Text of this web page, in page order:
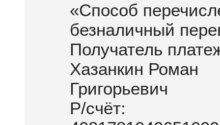
«Способ
безналичный
Получатель
Хазанкин Роман
Григорьевич
Р/счёт: